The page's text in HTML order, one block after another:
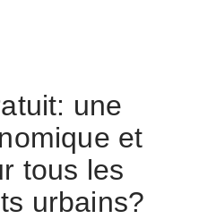
une
et
tous les
urbains?